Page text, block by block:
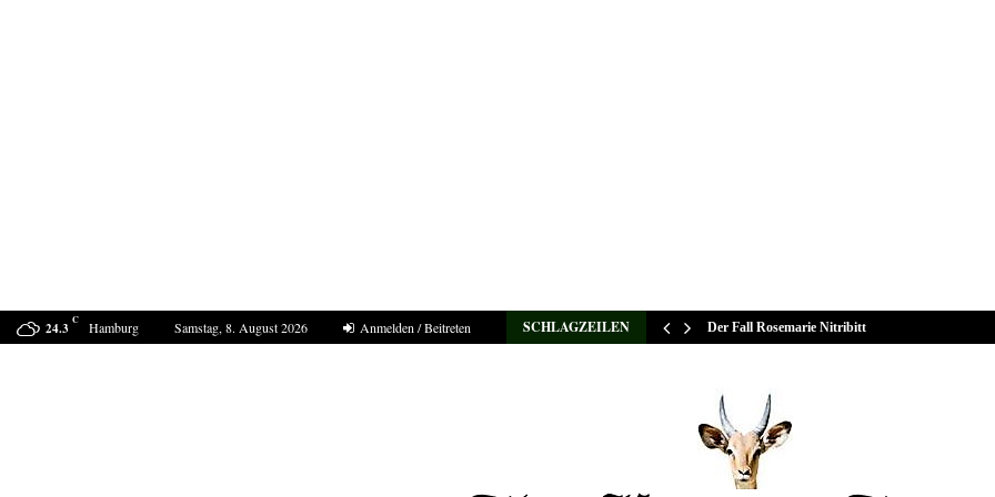
24.3 C Hamburg Samstag, 8. August 2026 Anmelden / Beitreten SCHLAGZEILEN
Drohne am Leipziger Flughafen- wie sollte die… Der Fall Rosemarie Nitribitt